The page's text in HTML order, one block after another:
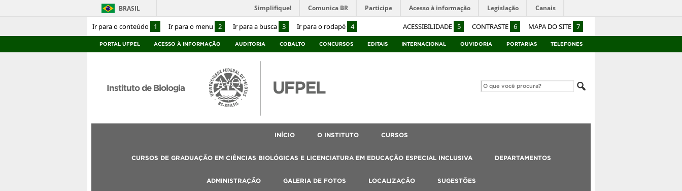
Ir para o conteúdo 1 Ir para o menu 2 Ir para a busca 3 Ir para o rodapé 4 ACESSIBILIDADE 5 CONTRASTE 6 MAPA DO SITE 7
BRASIL Simplifique! Comunica BR Participe Acesso à informação Legislação Canais
PORTAL UFPEL ACESSO À INFORMAÇÃO AUDITORIA COBALTO CONCURSOS EDITAIS INTERNACIONAL OUVIDORIA PORTARIAS TELEFONES
Instituto de Biologia
INÍCIO O INSTITUTO CURSOS
CURSOS DE GRADUAÇÃO EM CIÊNCIAS BIOLÓGICAS E LICENCIATURA EM EDUCAÇÃO ESPECIAL INCLUSIVA DEPARTAMENTOS
ADMINISTRAÇÃO GALERIA DE FOTOS LOCALIZAÇÃO SUGESTÕES